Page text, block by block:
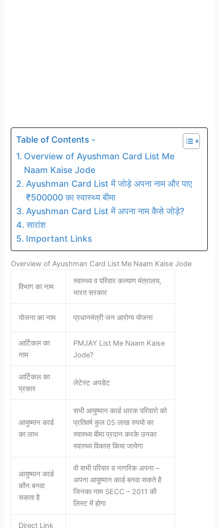
Table of Contents -
Overview of Ayushman Card List Me
Naam Kaise Jode
Ayushman Card List में जोड़े अपना नाम और पाए
₹500000 का स्वास्थ्य बीमा
Ayushman Card List में अपना नाम कैसे जोड़े?
सारांश
Important Links
Overview of Ayushman Card List Me Naam Kaise Jode
विभाग का नाम
स्वास्थ्य व परिवार कल्याण मंत्रालय,
भारत सरकार
योजना का नाम प्रधानमंत्री जन आरोग्य योजना
आर्टिकल का
नाम
PMJAY List Me Naam Kaise
Jode?
आर्टिकल का
प्रकार
लेटेस्ट अपडेट
आयुष्मान कार्ड
का लाभ
सभी आयुष्मान कार्ड धारक परिवारो को
प्रतिवर्ष कुल 05 लाख रुपयो का
स्वास्थ्य बीमा प्रदान करके उनका
स्वास्थ्य विकास किया जायेगा
आयुष्मान कार्ड
कौन बनवा
सकता है
वो सभी परिवार व नागरिक अपना –
अपना आय़ुष्मान कार्ड बनवा सकते है
जिनका नाम SECC – 2011 की
लिस्ट में होगा
Direct Link